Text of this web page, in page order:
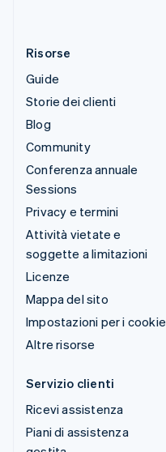
Risorse
Guide
Storie dei clienti
Blog
Community
Conferenza annuale
Sessions
Privacy e termini
Attività vietate e
soggette a limitazioni
Licenze
Mappa del sito
Impostazioni per i cookie
Altre risorse
Servizio clienti
Ricevi assistenza
Piani di assistenza